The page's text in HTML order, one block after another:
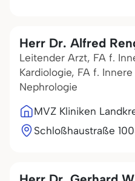
Herr Dr. Alfred
Leitender Arzt, FA f.
Kardiologie, FA f.
Nephrologie
MVZ Kliniken
Schloßhaustraße 100